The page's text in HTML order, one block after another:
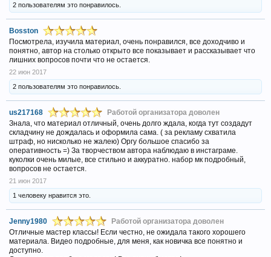
2 пользователям это понравилось.
Bosston
Посмотрела, изучила материал, очень понравился, все доходчиво и
понятно, автор на столько открыто все показывает и рассказывает что
лишних вопросов почти что не остается.
22 июн 2017
2 пользователям это понравилось.
us217168
Работой организатора доволен
Знала, что материал отличный, очень долго ждала, когда тут создадут
складчину не дождалась и оформила сама. ( за рекламу схватила
штраф, но нисколько не жалею) Оргу большое спасибо за
оперативность =) За творчеством автора наблюдаю в инстаграме.
куколки очень милые, все стильно и аккуратно. набор мк подробный,
вопросов не остается.
21 июн 2017
1 человеку нравится это.
Jenny1980
Работой организатора доволен
Отличные мастер классы! Если честно, не ожидала такого хорошего
материала. Видео подробные, для меня, как новичка все понятно и
доступно.